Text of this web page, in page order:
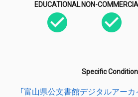
EDUCATIONAL NON-
Specific
「富山県公文書館デジタルアーカ